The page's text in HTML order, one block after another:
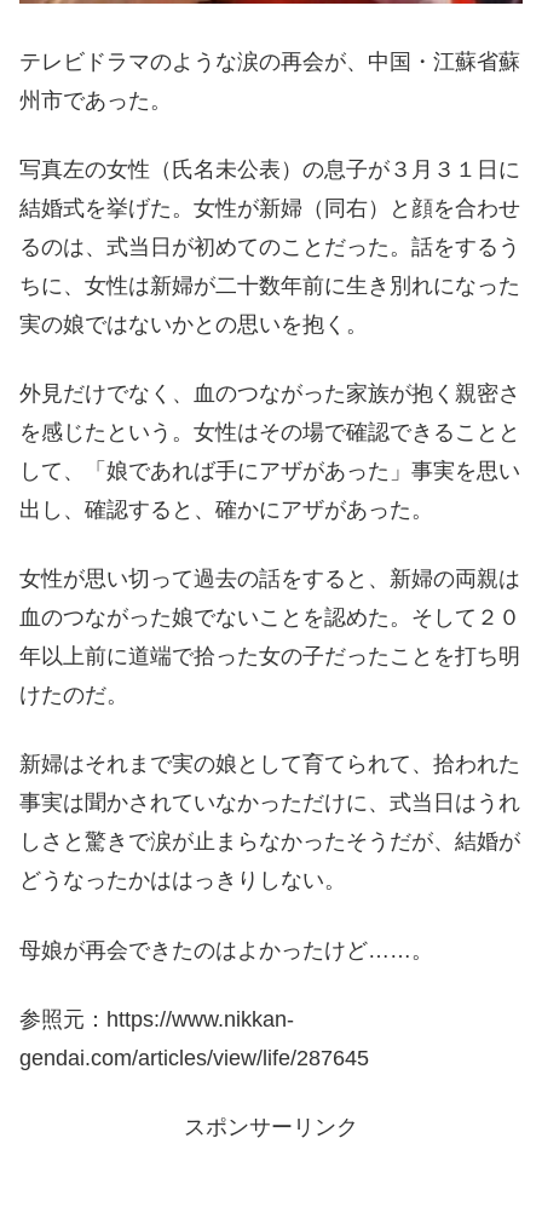
テレビドラマのような涙の再会が、中国・江蘇省蘇
州市であった。
写真左の女性（氏名未公表）の息子が３月３１日に
結婚式を挙げた。女性が新婦（同右）と顔を合わせ
るのは、式当日が初めてのことだった。話をするう
ちに、女性は新婦が二十数年前に生き別れになった
実の娘ではないかとの思いを抱く。
外見だけでなく、血のつながった家族が抱く親密さ
を感じたという。女性はその場で確認できることと
して、「娘であれば手にアザがあった」事実を思い
出し、確認すると、確かにアザがあった。
女性が思い切って過去の話をすると、新婦の両親は
血のつながった娘でないことを認めた。そして２０
年以上前に道端で拾った女の子だったことを打ち明
けたのだ。
新婦はそれまで実の娘として育てられて、拾われた
事実は聞かされていなかっただけに、式当日はうれ
しさと驚きで涙が止まらなかったそうだが、結婚が
どうなったかははっきりしない。
母娘が再会できたのはよかったけど……。
参照元：https://www.nikkan-
gendai.com/articles/view/life/287645
スポンサーリンク